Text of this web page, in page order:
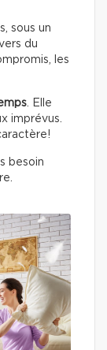
sous un
du
les
. Elle
imprévus.
besoin